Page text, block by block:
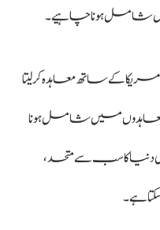
شامل ہونا چاہیے۔
کے ساتھ معاہدہ کر لیتا
معاہدوں میں شامل ہونا
دنیا کا سب سے متحد،
ہے۔